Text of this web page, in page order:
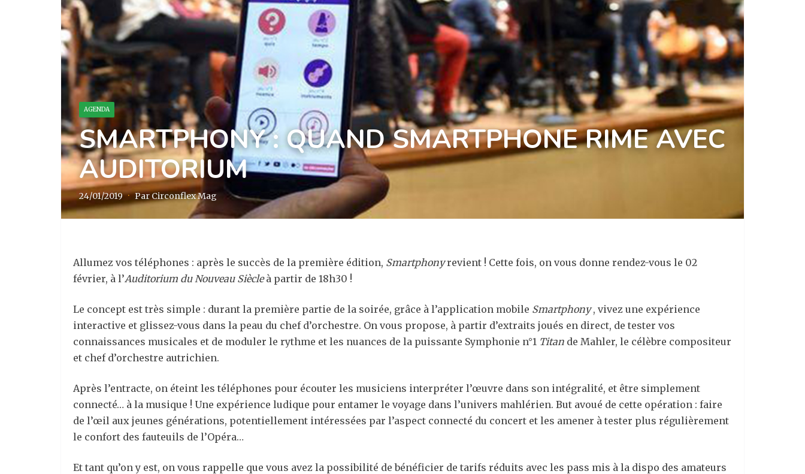
AGENDA
SMARTPHONY : QUAND SMARTPHONE RIME AVEC
AUDITORIUM
24/01/2019 · Par Circonflex Mag
Allumez vos téléphones : après le succès de la première édition, Smartphonyrevient ! Cette fois, on vous donne rendez-vous le 02
février, à l’Auditorium du Nouveau Siècleà partir de 18h30 !
Le concept est très simple : durant la première partie de la soirée, grâce à l’application mobile Smartphony, vivez une expérience
interactive et glissez-vous dans la peau du chef d’orchestre. On vous propose, à partir d’extraits joués en direct, de tester vos
connaissances musicales et de moduler le rythme et les nuances de la puissante Symphonie n°1 Titan de Mahler, le célèbre compositeur
et chef d’orchestre autrichien.
Après l’entracte, on éteint les téléphones pour écouter les musiciens interpréter l’œuvre dans son intégralité, et être simplement
connecté… à la musique ! Une expérience ludique pour entamer le voyage dans l’univers mahlérien. But avoué de cette opération : faire
de l’œil aux jeunes générations, potentiellement intéressées par l’aspect connecté du concert et les amener à tester plus régulièrement
le confort des fauteuils de l’Opéra…
Et tant qu’on y est, on vous rappelle que vous avez la possibilité de bénéficier de tarifs réduits avec les pass mis à la dispo des amateurs